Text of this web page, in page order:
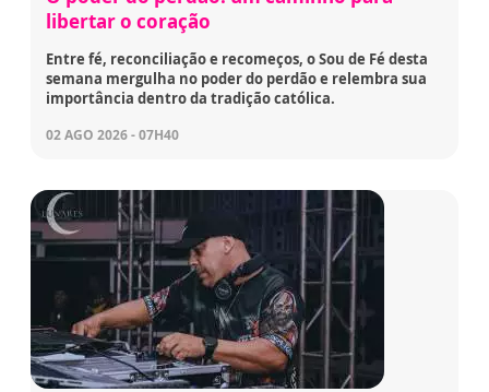
libertar o coração
Entre fé, reconciliação e recomeços, o Sou de Fé desta
semana mergulha no poder do perdão e relembra sua
importância dentro da tradição católica.
02 AGO 2026 - 07H40